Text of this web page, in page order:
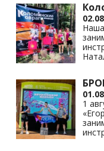
1